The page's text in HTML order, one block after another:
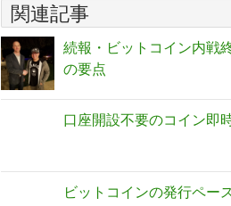
関連記事
続報・ビットコイン内戦
の要点
口座開設不要のコイン即
ビットコインの発行ペー